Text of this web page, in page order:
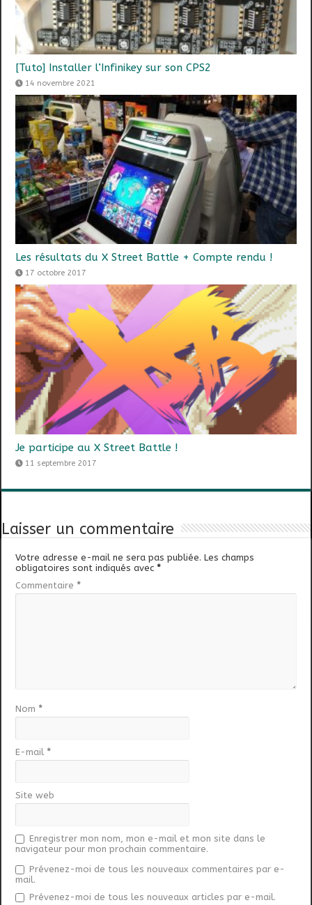
[Tuto] Installer l’Infinikey sur son CPS2
14 novembre 2021
Les résultats du X Street Battle + Compte rendu !
17 octobre 2017
Je participe au X Street Battle !
11 septembre 2017
Laisser un commentaire
Votre adresse e-mail ne sera pas publiée. Les champs
obligatoires sont indiqués avec*
Commentaire *
Nom *
E-mail *
Site web
Enregistrer mon nom, mon e-mail et mon site dans le
navigateur pour mon prochain commentaire.
Prévenez-moi de tous les nouveaux commentaires par e-
mail.
Prévenez-moi de tous les nouveaux articles par e-mail.